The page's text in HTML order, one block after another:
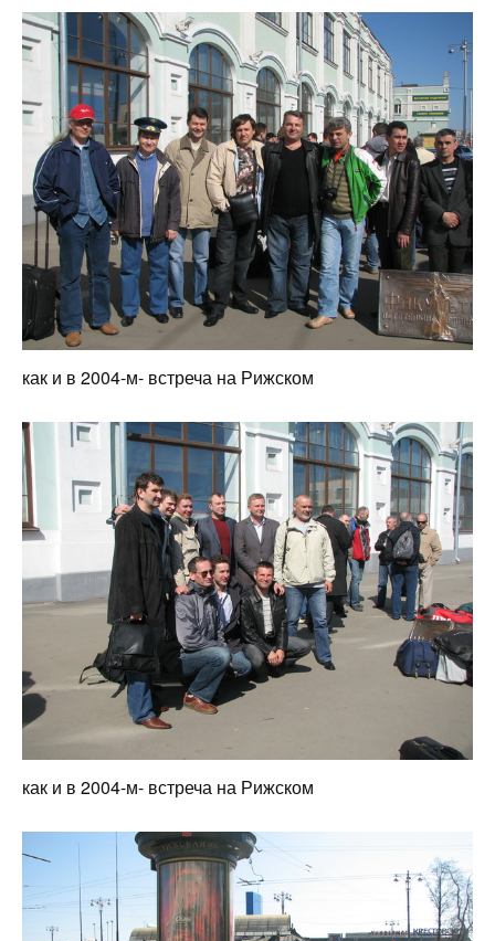
как и в 2004-м- встреча на Рижском
как и в 2004-м- встреча на Рижском